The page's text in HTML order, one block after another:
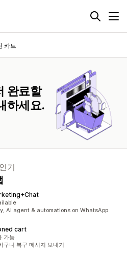
카트
완료할
하세요.
기
AI agent & automations on WhatsApp
cart
가능
구니 복구 메시지 보내기